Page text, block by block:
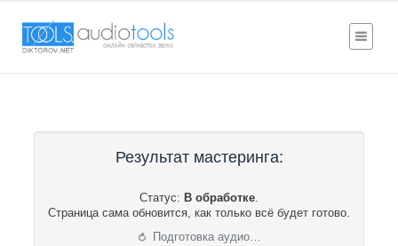
Результат мастеринга:
Статус: В обработке.
Страница сама обновится, как только всё будет готово.
⟳ Подготовка аудио…